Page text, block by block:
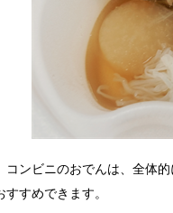
コンビニのおでんは、全体的
すめできます。